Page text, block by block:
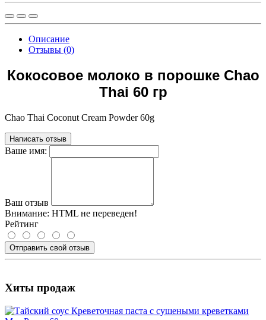
Описание
Отзывы (0)
Кокосовое молоко в порошке Chao
Thai 60 гр
Chao Thai Coconut Cream Powder 60g
Написать отзыв
Ваше имя:
Ваш отзыв
Внимание: HTML не переведен!
Рейтинг
Отправить свой отзыв
Хиты продаж